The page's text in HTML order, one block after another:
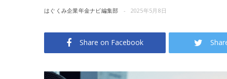
はぐくみ企業年金ナビ編集部 2025年5月8日
Share on Facebook